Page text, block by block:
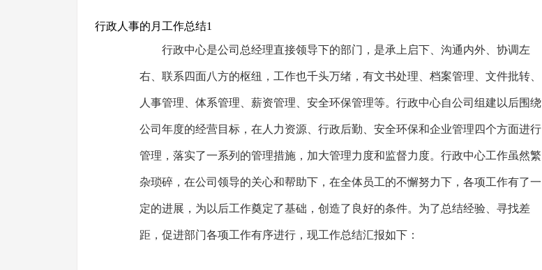
行政人事的月工作总结1
行政中心是公司总经理直接领导下的部门，是承上启下、沟通内外、协调左
右、联系四面八方的枢纽，工作也千头万绪，有文书处理、档案管理、文件批转、
人事管理、体系管理、薪资管理、安全环保管理等。行政中心自公司组建以后围绕
公司年度的经营目标，在人力资源、行政后勤、安全环保和企业管理四个方面进行
管理，落实了一系列的管理措施，加大管理力度和监督力度。行政中心工作虽然繁
杂琐碎，在公司领导的关心和帮助下，在全体员工的不懈努力下，各项工作有了一
定的进展，为以后工作奠定了基础，创造了良好的条件。为了总结经验、寻找差
距，促进部门各项工作有序进行，现工作总结汇报如下：